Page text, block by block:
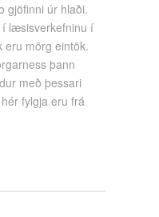
gjöfinni úr hlaði.
læsisverkefninu í
eru mörg eintök.
þann
með þessari
fylgja eru frá